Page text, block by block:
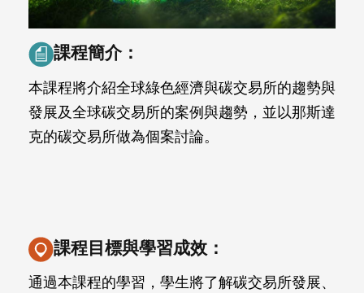
課程簡介：
本課程將介紹全球綠色經濟與碳交易所的趨勢與
發展及全球碳交易所的案例與趨勢，並以那斯達
克的碳交易所做為個案討論。
課程目標與學習成效：
通過本課程的學習，學生將了解碳交易所發展、